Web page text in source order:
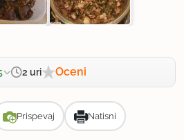
2 uri Oceni
Prispevaj Natisni